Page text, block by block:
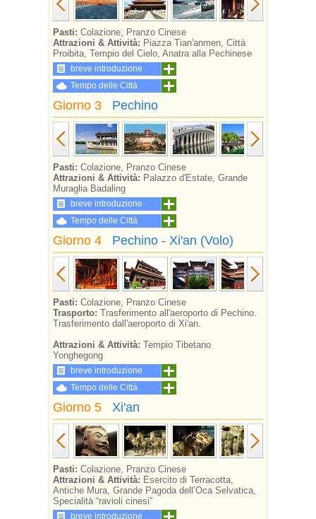
Pasti: Colazione, Pranzo Cinese
Attrazioni & Attività: Piazza Tian'anmen, Città
Proibita, Tempio del Cielo, Anatra alla Pechinese
breve introduzione
Tempo delle Città
Giorno 3 Pechino
Pasti: Colazione, Pranzo Cinese
Attrazioni & Attività: Palazzo d'Estate, Grande
Muraglia Badaling
breve introduzione
Tempo delle Città
Giorno 4 Pechino - Xi'an (Volo)
Pasti: Colazione, Pranzo Cinese
Trasporto: Trasferimento all'aeroporto di Pechino.
Trasferimento dall'aeroporto di Xi'an.
Attrazioni & Attività: Tempio Tibetano
Yonghegong
breve introduzione
Tempo delle Città
Giorno 5 Xi'an
Pasti: Colazione, Pranzo Cinese
Attrazioni & Attività: Esercito di Terracotta,
Antiche Mura, Grande Pagoda dell’Oca Selvatica,
Specialità “ravioli cinesi”
breve introduzione